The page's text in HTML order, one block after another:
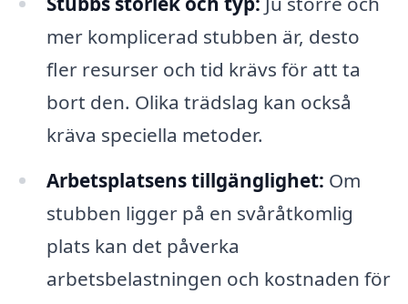
mer komplicerad stubben är, desto
fler resurser och tid krävs för att ta
bort den. Olika trädslag kan också
kräva speciella metoder.
Arbetsplatsens tillgänglighet: Om
stubben ligger på en svåråtkomlig
plats kan det påverka
arbetsbelastningen och kostnaden för